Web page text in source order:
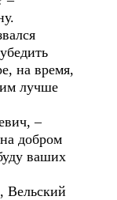
на время,
лучше
–
добром
ваших
Вельский